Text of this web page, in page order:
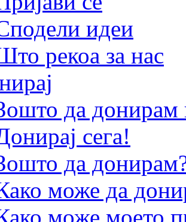
идеи
рекоа за нас
да
сега!
да
може да
може моето